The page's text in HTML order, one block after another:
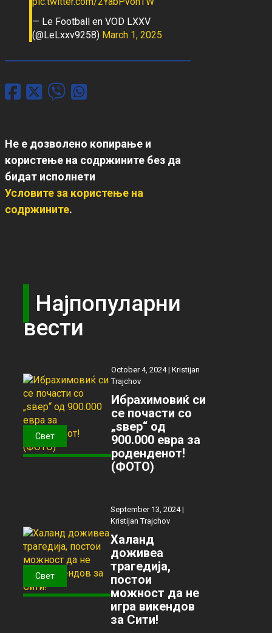
— Le Football en VOD LXXV
(@LeLxxv9258) March 1, 2025
Не е дозволено копирање и
користење на содржините без да
бидат исполнети
Условите за користење на
содржините.
Најпопуларни
вести
Свет
October 4, 2024 | Kristijan
Trajchov
Ибрахимовиќ си
се почасти со
„ѕвер“ од
900.000 евра за
роденденот!
(ФОТО)
Свет
September 13, 2024 |
Kristijan Trajchov
Халанд
доживеа
трагедија,
постои
можност да не
игра викендов
за Сити!